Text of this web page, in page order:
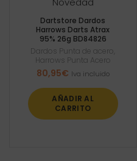
Dartstore Dardos
Harrows Darts Atrax
95% 26g BD84826
Dardos Punta de acero
Harrows Punta Acero
80,95€ Iva incluido
AÑADIR AL
CARRITO